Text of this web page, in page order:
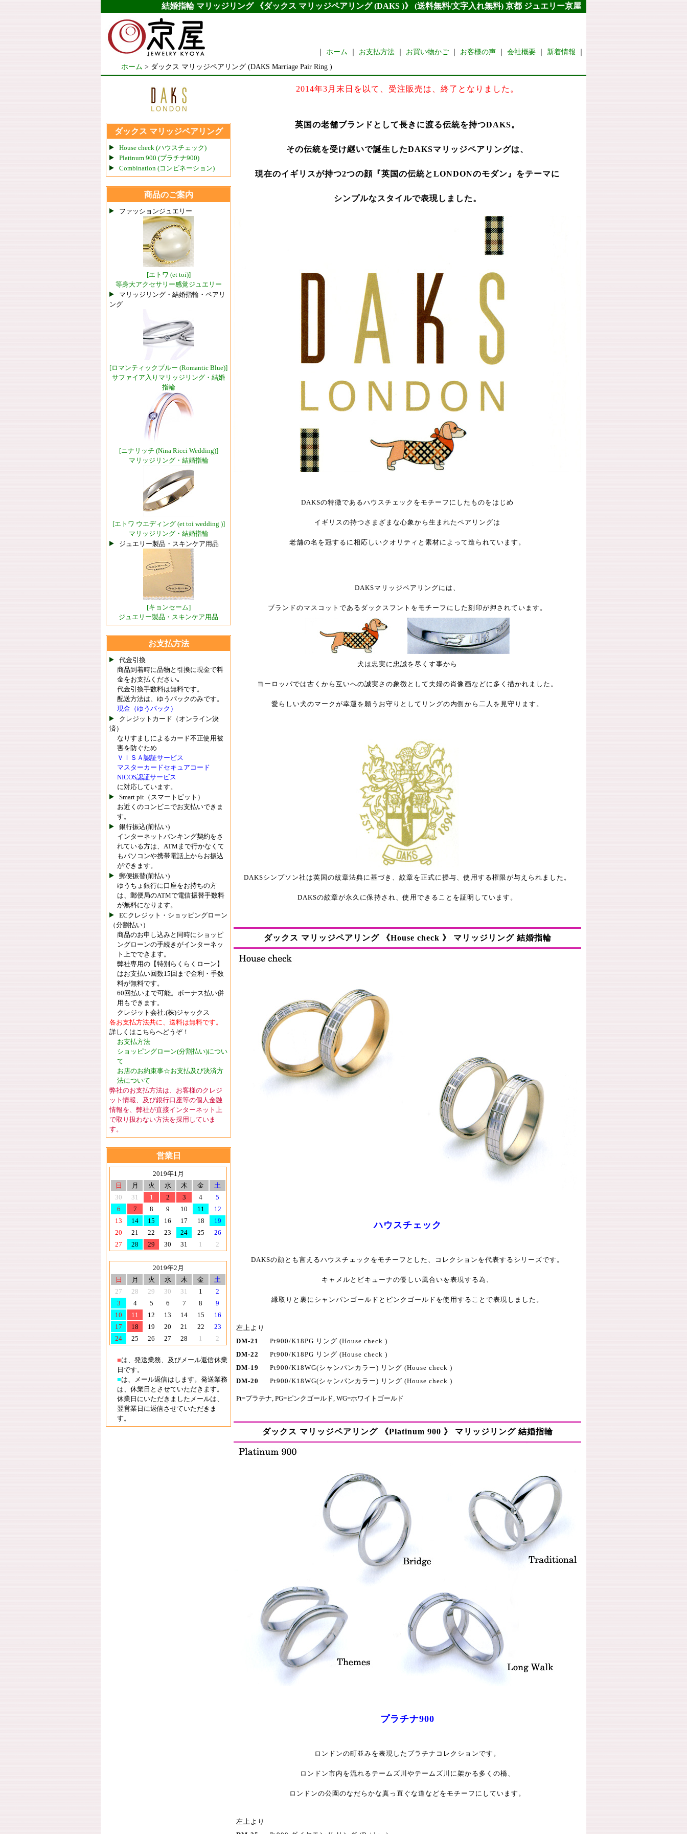
結婚指輪 マリッジリング 《ダックス マリッジペアリング (DAKS )》 (送料無料/文字入れ無料) 京都 ジュエリー京屋
ホーム お支払方法 お買い物かご お客様の声 会社概要 新着情報
ホーム > ダックス マリッジペアリング (DAKS Marriage Pair Ring )
2014年3月末日を以て、受注販売は、終了となりました。
英国の老舗ブランドとして長きに渡る伝統を持つDAKS。
その伝統を受け継いで誕生したDAKSマリッジペアリングは、
現在のイギリスが持つ2つの顔『英国の伝統とLONDONのモダン』をテーマに
シンプルなスタイルで表現しました。
DAKSの特徴であるハウスチェックをモチーフにしたものをはじめ
イギリスの持つさまざまな心象から生まれたペアリングは
老舗の名を冠するに相応しいクオリティと素材によって造られています。
DAKSマリッジペアリングには、
ブランドのマスコットであるダックスフントをモチーフにした刻印が押されています。
犬は忠実に忠誠を尽くす事から
ヨーロッパでは古くから互いへの誠実さの象徴として夫婦の肖像画などに多く描かれました。
愛らしい犬のマークが幸運を願うお守りとしてリングの内側から二人を見守ります。
DAKSシンプソン社は英国の紋章法典に基づき、紋章を正式に授与、使用する権限が与えられました。
DAKSの紋章が永久に保持され、使用できることを証明しています。
ダックス マリッジペアリング 《House check 》 マリッジリング 結婚指輪
ハウスチェック
DAKSの顔とも言えるハウスチェックをモチーフとした、コレクションを代表するシリーズです。
キャメルとビキューナの優しい風合いを表現する為、
縁取りと裏にシャンパンゴールドとピンクゴールドを使用することで表現しました。
左上より
DM-21
Pt900/K18PG リング (House check )
DM-22
Pt900/K18PG リング (House check )
DM-19
Pt900/K18WG(シャンパンカラー) リング (House check )
DM-20
Pt900/K18WG(シャンパンカラー) リング (House check )
Pt=プラチナ, PG=ピンクゴールド, WG=ホワイトゴールド
ダックス マリッジペアリング 《Platinum 900 》 マリッジリング 結婚指輪
プラチナ900
ロンドンの町並みを表現したプラチナコレクションです。
ロンドン市内を流れるテームズ川やテームズ川に架かる多くの橋、
ロンドンの公園のなだらかな真っ直ぐな道などをモチーフにしています。
左上より
ダックス マリッジペアリング
House check (ハウスチェック)
Platinum 900 (プラチナ900)
Combination (コンビネーション)
商品のご案内
ファッションジュエリー
[エトワ (et toi)]
等身大アクセサリー感覚ジュエリー
マリッジリング・結婚指輪・ペアリ
ング
[ロマンティックブルー (Romantic Blue)]
サファイア入りマリッジリング・結婚
指輪
[ニナリッチ (Nina Ricci Wedding)]
マリッジリング・結婚指輪
[エトワ ウエディング (et toi wedding )]
マリッジリング・結婚指輪
ジュエリー製品・スキンケア用品
[キョンセーム]
ジュエリー製品・スキンケア用品
お支払方法
代金引換
商品到着時に品物と引換に現金で料
金をお支払ください｡
代金引換手数料は無料です。
配送方法は、ゆうパックのみです。
現金（ゆうパック）
クレジットカード（オンライン決
済）
なりすましによるカード不正使用被
害を防ぐため
ＶＩＳＡ認証サービス
マスターカードセキュアコード
NICOS認証サービス
に対応しています。
Smart pit（スマートピット）
お近くのコンビニでお支払いできま
す。
銀行振込(前払い)
インターネットバンキング契約をさ
れている方は、ATMまで行かなくて
もパソコンや携帯電話上からお振込
ができます。
郵便振替(前払い)
ゆうちょ銀行に口座をお持ちの方
は、郵便局のATMで電信振替手数料
が無料になります。
ECクレジット・ショッピングローン
（分割払い）
商品のお申し込みと同時にショッピ
ングローンの手続きがインターネッ
ト上でできます。
弊社専用の【特別らくらくローン】
はお支払い回数15回まで金利・手数
料が無料です。
60回払いまで可能。ボーナス払い併
用もできます。
クレジット会社:(株)ジャックス
各お支払方法共に、送料は無料です。
詳しくはこちらへどうぞ！
お支払方法
ショッピングローン(分割払い)につい
て
お店のお約束事☆お支払及び決済方
法について
弊社のお支払方法は、お客様のクレジ
ット情報、及び銀行口座等の個人金融
情報を、弊社が直接インターネット上
で取り扱わない方法を採用していま
す。
営業日
2019年1月
日
月 火 水 木 金
土
30
31 1 2 3 4
5
6
7 8 9 10 11
12
13
14 15 16 17 18
19
20
21 22 23 24 25
26
27
28 29 30 31 1 2
2019年2月
日
月 火 水 木 金
土
27
28 29 30 31 1
2
3
4 5 6 7 8
9
10
11 12 13 14 15
16
17
18 19 20 21 22
23
24
25 26 27 28 1 2
■は、発送業務、及びメール返信休業
日です。
■は、メール返信はします。発送業務
は、休業日とさせていただきます。
休業日にいただきましたメールは、
翌営業日に返信させていただきま
す。